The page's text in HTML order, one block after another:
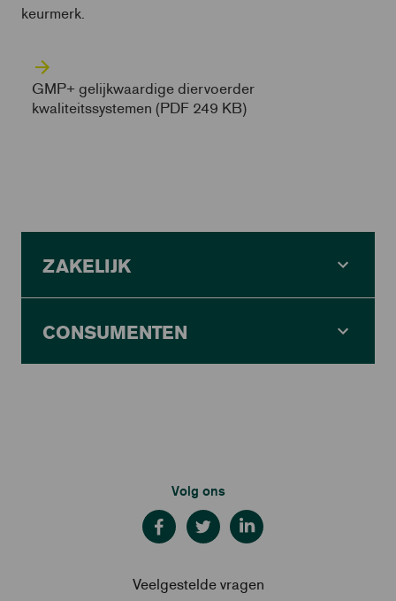
keurmerk.
GMP+ gelijkwaardige diervoerder
kwaliteitssystemen (PDF 249 KB)
ZAKELIJK
CONSUMENTEN
Volg ons
Veelgestelde vragen